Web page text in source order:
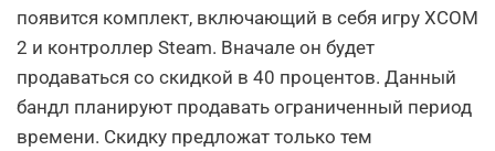
появится комплект, включающий в себя игру XCOM
2 и контроллер Steam. Вначале он будет
продаваться со скидкой в 40 процентов. Данный
бандл планируют продавать ограниченный период
времени. Скидку предложат только тем